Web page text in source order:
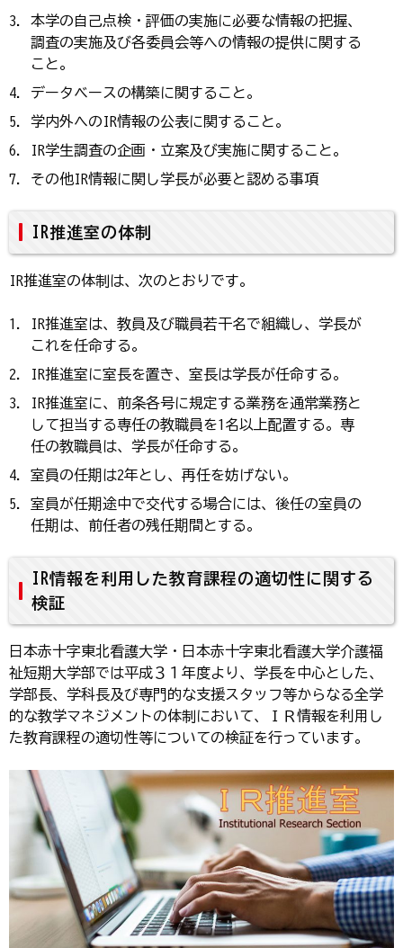
本学の自己点検・評価の実施に必要な情報の把握、
調査の実施及び各委員会等への情報の提供に関する
こと。
データベースの構築に関すること。
学内外へのIR情報の公表に関すること。
IR学生調査の企画・立案及び実施に関すること。
その他IR情報に関し学長が必要と認める事項
IR推進室の体制
IR推進室の体制は、次のとおりです。
IR推進室は、教員及び職員若干名で組織し、学長が
これを任命する。
IR推進室に室長を置き、室長は学長が任命する。
IR推進室に、前条各号に規定する業務を通常業務と
して担当する専任の教職員を1名以上配置する。専
任の教職員は、学長が任命する。
室員の任期は2年とし、再任を妨げない。
室員が任期途中で交代する場合には、後任の室員の
任期は、前任者の残任期間とする。
IR情報を利用した教育課程の適切性に関する
検証
日本赤十字東北看護大学・日本赤十字東北看護大学介護福
祉短期大学部では平成３１年度より、学長を中心とした、
学部長、学科長及び専門的な支援スタッフ等からなる全学
的な教学マネジメントの体制において、ＩＲ情報を利用し
た教育課程の適切性等についての検証を行っています。